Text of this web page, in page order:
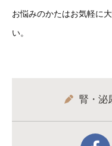
お悩みのかたはお気軽に
い。
腎・泌